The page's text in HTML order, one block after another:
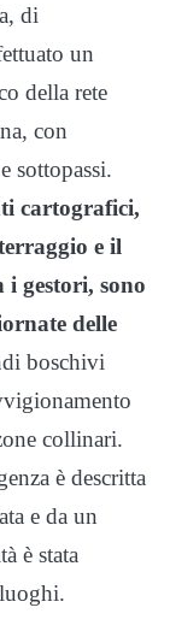
di
un
della rete
con
sottopassi.
cartografici,
e il
i gestori, sono
delle
boschivi
collinari.
è descritta
e da un
è stata